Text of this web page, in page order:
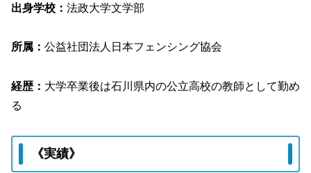
出身学校： 法政大学文学部
所属： 公益社団法人日本フェンシング協会
経歴： 大学卒業後は石川県内の公立高校の教師として勤め
る
《実績》